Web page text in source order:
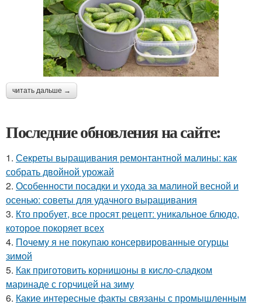
читать дальше →
Последние обновления на сайте:
1. Секреты выращивания ремонтантной малины: как
собрать двойной урожай
2. Особенности посадки и ухода за малиной весной и
осенью: советы для удачного выращивания
3. Кто пробует, все просят рецепт: уникальное блюдо,
которое покоряет всех
4. Почему я не покупаю консервированные огурцы
зимой
5. Как приготовить корнишоны в кисло-сладком
маринаде с горчицей на зиму
6. Какие интересные факты связаны с промышленным